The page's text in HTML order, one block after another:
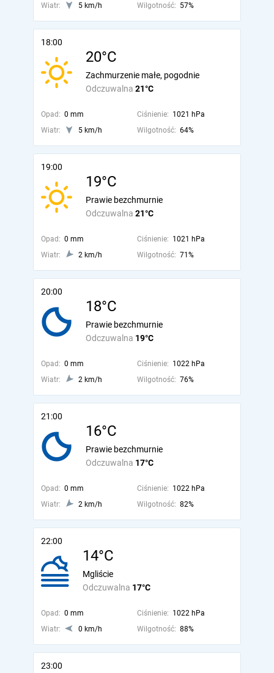
Wiatr:
5 km/h Wilgotność: 57%
18:00
20°C
Odczuwalna 21°C
Zachmurzenie małe, pogodnie
Opad: 0 mm Ciśnienie: 1021 hPa
Wiatr:
5 km/h Wilgotność: 64%
19:00
19°C
Odczuwalna 21°C
Prawie bezchmurnie
Opad: 0 mm Ciśnienie: 1021 hPa
Wiatr:
2 km/h Wilgotność: 71%
20:00
18°C
Odczuwalna 19°C
Prawie bezchmurnie
Opad: 0 mm Ciśnienie: 1022 hPa
Wiatr:
2 km/h Wilgotność: 76%
21:00
16°C
Odczuwalna 17°C
Prawie bezchmurnie
Opad: 0 mm Ciśnienie: 1022 hPa
Wiatr:
2 km/h Wilgotność: 82%
22:00
14°C
Odczuwalna 17°C
Mgliście
Opad: 0 mm Ciśnienie: 1022 hPa
Wiatr:
0 km/h Wilgotność: 88%
23:00